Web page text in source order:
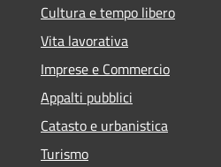
Cultura e tempo libero
Vita lavorativa
Imprese e Commercio
Appalti pubblici
Catasto e urbanistica
Turismo